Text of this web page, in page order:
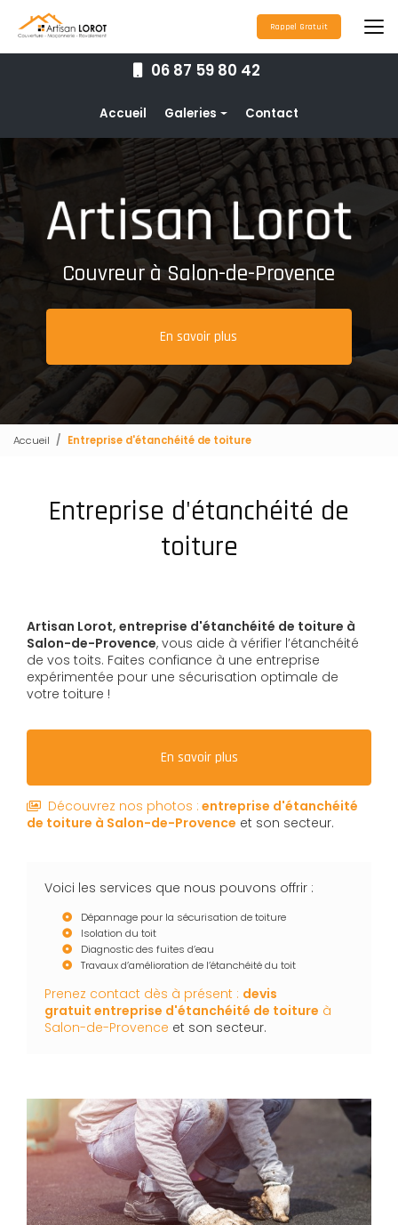
contenu
principal
06 87 59 80 42
Accueil Galeries
Couverture
Nettoyage toiture
Ravalement de façade
Étanchéité toiture
Maçonnerie
Pose de gouttières
Contact
Rappel Gratuit
Couvreur à Salon-de-Provence
En savoir plus
Accueil Entreprise d'étanchéité de toiture
Entreprise d'étanchéité de
toiture
Artisan Lorot, entreprise d'étanchéité de toiture à
Salon-de-Provence, vous aide à vérifier l’étanchéité
de vos toits. Faites confiance à une entreprise
expérimentée pour une sécurisation optimale de
votre toiture !
En savoir plus
Découvrez nos photos : entreprise d'étanchéité
de toiture à Salon-de-Provence et son secteur.
Voici les services que nous pouvons offrir :
Dépannage pour la sécurisation de toiture
Isolation du toit
Diagnostic des fuites d’eau
Travaux d’amélioration de l’étanchéité du toit
Prenez contact dès à présent : devis
gratuit entreprise d'étanchéité de toiture à
Salon-de-Provence et son secteur.